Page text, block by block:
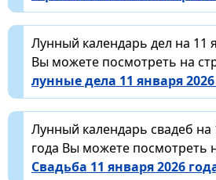
Лунный календарь дел на 11
Вы можете посмотреть на
лунные дела 11 января
Лунный календарь свадеб на
года Вы можете посмотреть
Свадьба 11 января 2026